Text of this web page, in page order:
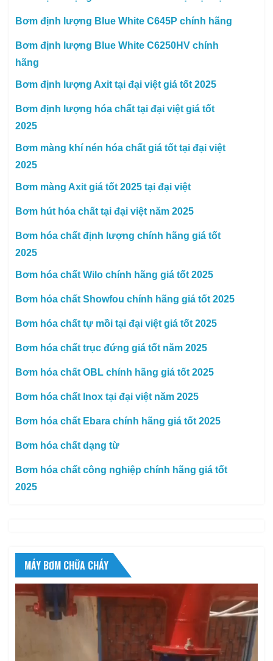
Bơm định lượng Blue White C645P chính hãng
Bơm định lượng Blue White C6250HV chính
hãng
Bơm định lượng Axit tại đại việt giá tốt 2025
Bơm định lượng hóa chất tại đại việt giá tốt
2025
Bơm màng khí nén hóa chất giá tốt tại đại việt
2025
Bơm màng Axit giá tốt 2025 tại đại việt
Bơm hút hóa chất tại đại việt năm 2025
Bơm hóa chất định lượng chính hãng giá tốt
2025
Bơm hóa chất Wilo chính hãng giá tốt 2025
Bơm hóa chất Showfou chính hãng giá tốt 2025
Bơm hóa chất tự mồi tại đại việt giá tốt 2025
Bơm hóa chất trục đứng giá tốt năm 2025
Bơm hóa chất OBL chính hãng giá tốt 2025
Bơm hóa chất Inox tại đại việt năm 2025
Bơm hóa chất Ebara chính hãng giá tốt 2025
Bơm hóa chất dạng từ
Bơm hóa chất công nghiệp chính hãng giá tốt
2025
MÁY BƠM CHỮA CHÁY
Trình
chơi